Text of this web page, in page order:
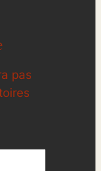
pas